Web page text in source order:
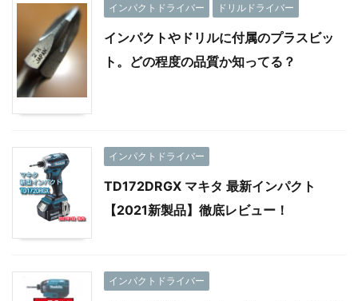
インパクトドライバー ドリルドライバー
インパクトやドリルに付属のプラスビッ
ト。どの程度の品質か知ってる？
インパクトドライバー
TD172DRGX マキタ 最新インパクト
【2021新製品】徹底レビュー！
インパクトドライバー